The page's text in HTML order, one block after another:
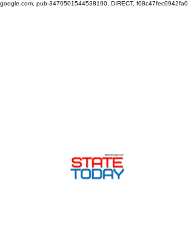
google.com, pub-3470501544538190, DIRECT, f08c47fec0942fa0